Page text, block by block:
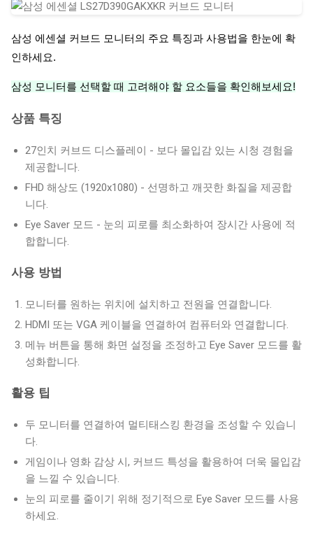
삼성 에센셜 커브드 모니터의 주요 특징과 사용법을 한눈에 확
인하세요.
삼성 모니터를 선택할 때 고려해야 할 요소들을 확인해보세요!
상품 특징
27인치 커브드 디스플레이 - 보다 몰입감 있는 시청 경험을
제공합니다.
FHD 해상도 (1920x1080) - 선명하고 깨끗한 화질을 제공합
니다.
Eye Saver 모드 - 눈의 피로를 최소화하여 장시간 사용에 적
합합니다.
사용 방법
모니터를 원하는 위치에 설치하고 전원을 연결합니다.
HDMI 또는 VGA 케이블을 연결하여 컴퓨터와 연결합니다.
메뉴 버튼을 통해 화면 설정을 조정하고 Eye Saver 모드를 활
성화합니다.
활용 팁
두 모니터를 연결하여 멀티태스킹 환경을 조성할 수 있습니
다.
게임이나 영화 감상 시, 커브드 특성을 활용하여 더욱 몰입감
을 느낄 수 있습니다.
눈의 피로를 줄이기 위해 정기적으로 Eye Saver 모드를 사용
하세요.